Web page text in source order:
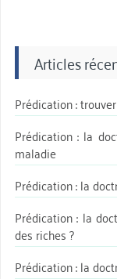
Articles
Prédication :
Prédication : la
maladie
Prédication : la
Prédication : la
des riches ?
Prédication : la